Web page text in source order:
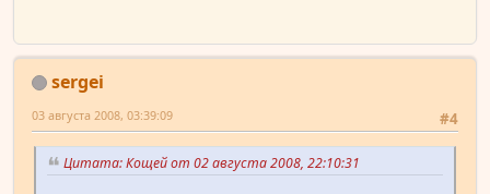
sergei
#4
03 августа 2008, 03:39:09
Цитата: Кощей от 02 августа 2008, 22:10:31